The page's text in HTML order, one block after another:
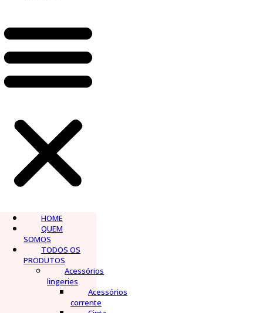
HOME
QUEM
SOMOS
TODOS OS
PRODUTOS
Acessórios
lingeries
Acessórios
corrente